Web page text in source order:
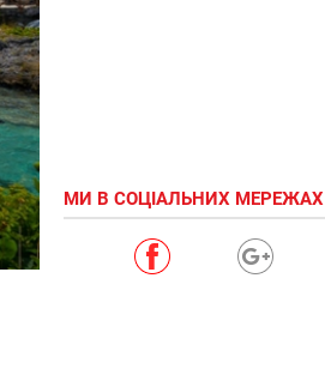
МИ В СОЦІАЛЬНИХ МЕРЕЖАХ